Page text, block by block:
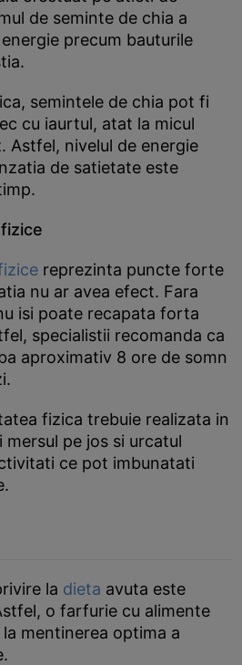
de seminte de chia a
precum bauturile
semintele de chia pot fi
cu iaurtul, atat la micul
Astfel, nivelul de energie
de satietate este
reprezinta puncte forte
nu ar avea efect. Fara
isi poate recapata forta
specialistii recomanda ca
aproximativ 8 ore de somn
fizica trebuie realizata in
pe jos si urcatul
ce pot imbunatati
la dieta avuta este
o farfurie cu alimente
mentinerea optima a